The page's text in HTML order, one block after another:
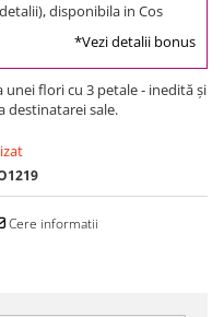
disponibila in Cos
*Vezi detalii bonus
flori cu 3 petale - inedită și
destinatarei sale.
Cere informatii